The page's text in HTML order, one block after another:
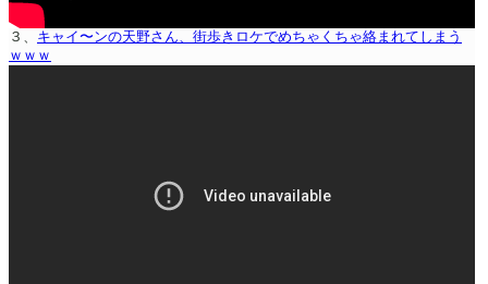
３、 キャイ〜ンの天野さん、街歩きロケでめちゃくちゃ絡まれてしまう
ｗｗｗ